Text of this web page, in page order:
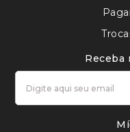
Receba